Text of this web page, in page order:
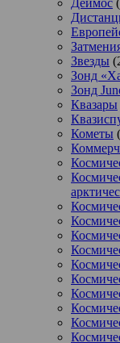
Звезды
Зонд
Зонд
Квазары
Кометы